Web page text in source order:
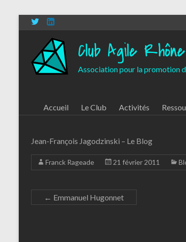
Aller
au
Club Agile
Association pour la promotion
Accueil Le Club Activités
Jean-François Jagodzinski – Le Blog
Franck Rageade 21 février 2011
← Emmanuel Hugonnet